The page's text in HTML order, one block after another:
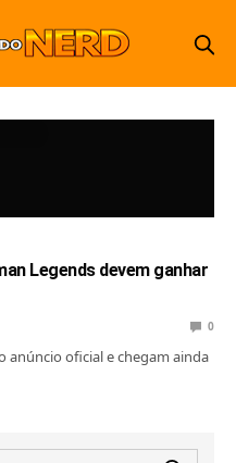
Legends devem ganhar
0
anúncio oficial e chegam ainda